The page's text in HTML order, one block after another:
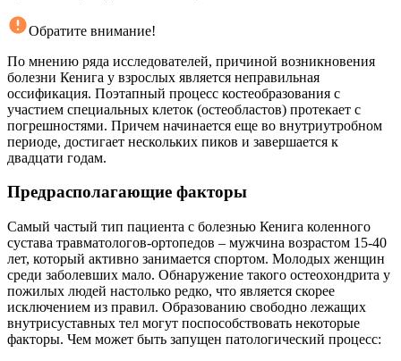
Обратите внимание!
По мнению ряда исследователей, причиной возникновения
болезни Кенига у взрослых является неправильная
оссификация. Поэтапный процесс костеобразования с
участием специальных клеток (остеобластов) протекает с
погрешностями. Причем начинается еще во внутриутробном
периоде, достигает нескольких пиков и завершается к
двадцати годам.
Предрасполагающие факторы
Самый частый тип пациента с болезнью Кенига коленного
сустава травматологов-ортопедов – мужчина возрастом 15-40
лет, который активно занимается спортом. Молодых женщин
среди заболевших мало. Обнаружение такого остеохондрита у
пожилых людей настолько редко, что является скорее
исключением из правил. Образованию свободно лежащих
внутрисуставных тел могут поспособствовать некоторые
факторы. Чем может быть запущен патологический процесс: